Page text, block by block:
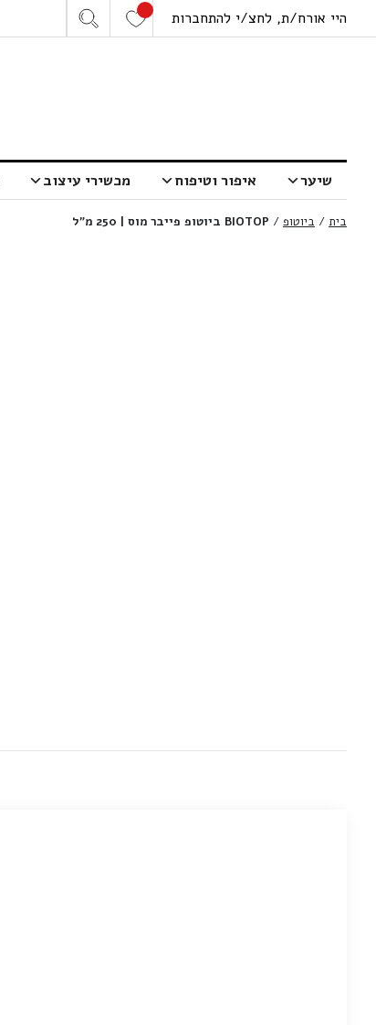
היי אורח/ת, לחצ/י להתחברות
שיער איפור וטיפוח מכשירי עיצוב
בית / ביוטופ / BIOTOP ביוטופ פייבר מוס | 250 מ”ל